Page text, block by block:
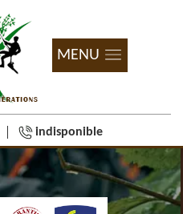
MENU
indisponible